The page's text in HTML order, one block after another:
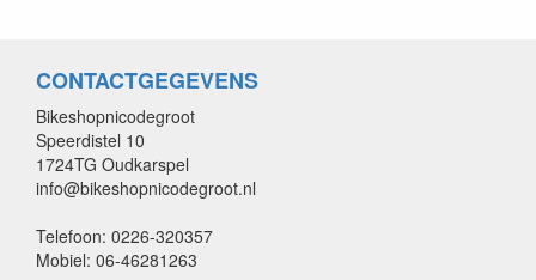
CONTACTGEGEVENS
Bikeshopnicodegroot
Speerdistel 10
1724TG Oudkarspel
info@bikeshopnicodegroot.nl
Telefoon: 0226-320357
Mobiel: 06-46281263